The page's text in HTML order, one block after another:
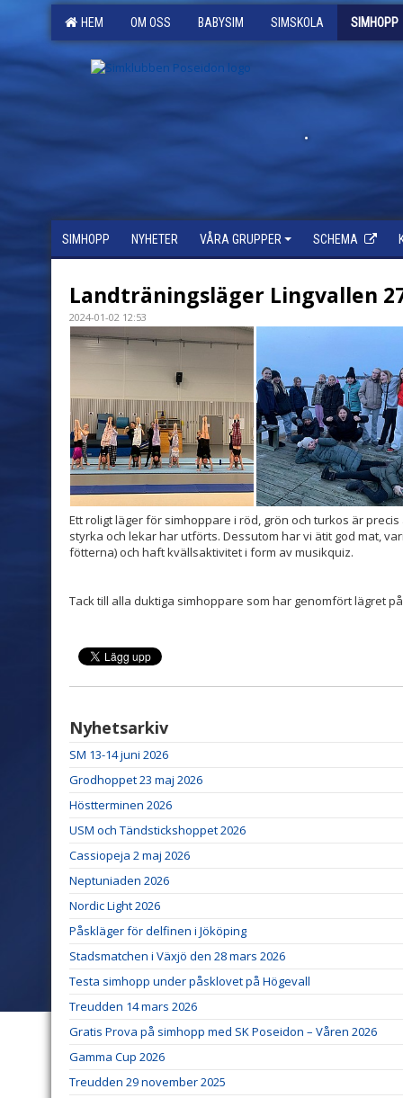
HEM OM OSS BABYSIM SIMSKOLA SIMHOPP
.
SIMHOPP NYHETER VÅRA GRUPPER SCHEMA
Landträningsläger Lingvallen
2024-01-02 12:53
Ett roligt läger för simhoppare i röd, grön och turkos är
styrka och lekar har utförts. Dessutom har vi ätit god mat,
fötterna) och haft kvällsaktivitet i form av musikquiz.
Tack till alla duktiga simhoppare som har genomfört lägret
Nyhetsarkiv
SM 13-14 juni 2026
Grodhoppet 23 maj 2026
Höstterminen 2026
USM och Tändstickshoppet 2026
Cassiopeja 2 maj 2026
Neptuniaden 2026
Nordic Light 2026
Påskläger för delfinen i Jököping
Stadsmatchen i Växjö den 28 mars 2026
Testa simhopp under påsklovet på Högevall
Treudden 14 mars 2026
Gratis Prova på simhopp med SK Poseidon – Våren 2026
Gamma Cup 2026
Treudden 29 november 2025